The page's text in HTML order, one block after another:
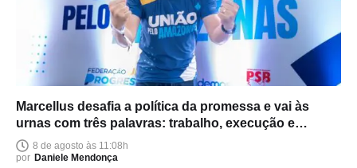
Marcellus desafia a política da promessa e vai às
urnas com três palavras: trabalho, execução e
entrega
8 de agosto às 11:08h
por Daniele Mendonça